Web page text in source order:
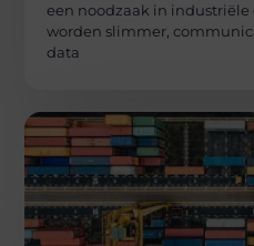
een noodzaak in industriële
worden slimmer,
data